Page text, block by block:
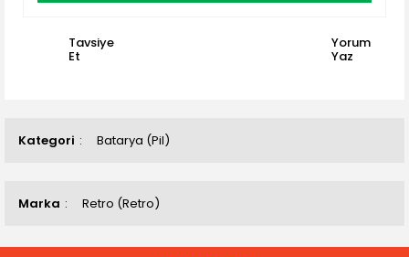
Kategori Batarya (Pil)
Marka Retro (Retro)
Tavsiye
Et
Yorum
Yaz